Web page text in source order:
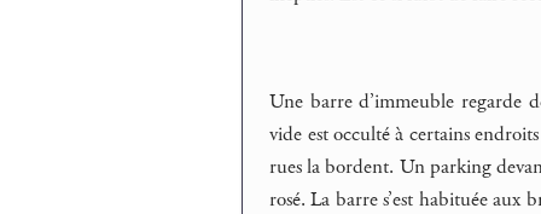
Une barre d’immeuble regarde
vide est occulté à certains
rues la bordent. Un parking
rosé. La barre s’est habituée